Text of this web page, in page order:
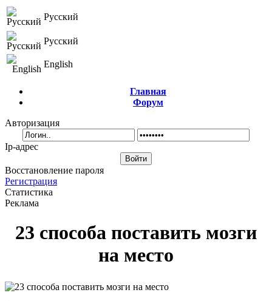
Русский
Русский
English
Главная
Форум
Авторизация
Ip-адрес
Восстановление пароля
Регистрация
Статистика
Реклама
23 способа поставить мозги
на место